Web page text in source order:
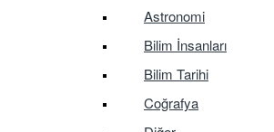
Astronomi
Bilim İnsanları
Bilim Tarihi
Coğrafya